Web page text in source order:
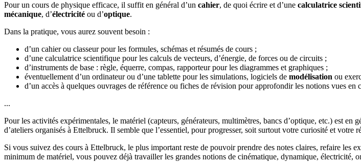
Pour un cours de physique efficace, il suffit en général d’un cahier, de quoi écrire et d’une calculatrice
mécanique, d’électricité ou d’optique.
Dans la pratique, vous aurez souvent besoin :
d’un cahier ou classeur pour les formules, schémas et résumés de cours ;
d’une calculatrice scientifique pour les calculs de vecteurs, d’énergie, de forces ou de circuits ;
d’instruments de base : règle, équerre, compas, rapporteur pour les diagrammes et graphiques ;
éventuellement d’un ordinateur ou d’une tablette pour les simulations, logiciels de modélisation ou
d’un accès à quelques ouvrages de référence ou fiches de révision pour approfondir les notions vues en
...
Pour les activités expérimentales, le matériel (capteurs, générateurs, multimètres, bancs d’optique, etc.) est en
d’ateliers organisés à Ettelbruck. Il semble que l’essentiel, pour progresser, soit surtout votre curiosité et votre
Si vous suivez des cours à Ettelbruck, le plus important reste de pouvoir prendre des notes claires, refaire les
minimum de matériel, vous pouvez déjà travailler les grandes notions de cinématique, dynamique, électricité,